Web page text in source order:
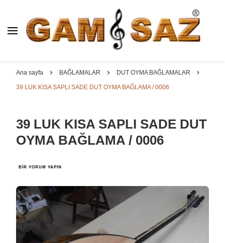
BAĞLAMA İMALAT / SATIŞ
YAPRAK || ELEKTRO ||
ÖZEL BAĞLAMA İMALAT /
Padok, Kompozit, Mat, Divan, Çöğür, Cura, Solak, Dede,
Oyma ve yaprak sazlar, özel imalat bağlamalar
Ana sayfa BAĞLAMALAR DUT OYMA BAĞLAMALAR
39 LUK KISA SAPLI SADE DUT OYMA BAĞLAMA / 0006
39 LUK KISA SAPLI SADE DUT
OYMA BAĞLAMA / 0006
39
SAPLI
SADE
DUT
OYMA
BAĞLAMA
/
BIR YORUM YAPIN